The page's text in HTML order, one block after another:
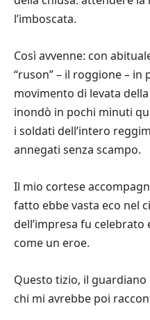
l’imboscata.
Così avvenne: con
“ruson” – il roggione – in
movimento di levata
inondò in pochi minuti
i soldati dell’intero
annegati senza scampo.
Il mio cortese
fatto ebbe vasta eco nel
dell’impresa fu
come un eroe.
Questo tizio, il guardiano
chi mi avrebbe poi